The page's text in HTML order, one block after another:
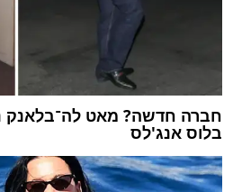
חברה חדשה? מאט לה־בלאנק
בלוס אנג'לס